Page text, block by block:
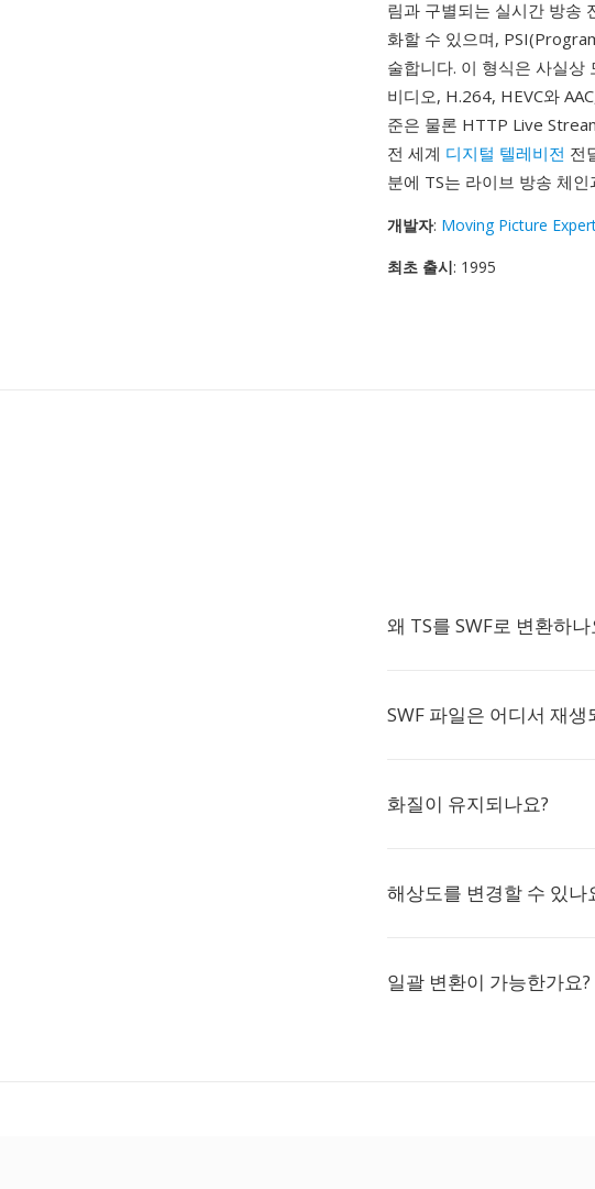
림과 구별되는 실시간 방송
화할 수 있으며,
술합니다. 이 형식은 사실상
비디오, H.264, HEVC와
준은 물론 HTTP Live
전 세계 디지털 텔레비전 전
분에 TS는 라이브 방송 체
개발자: Moving Picture
최초 출시: 1995
왜 TS를 SWF로 변환하나
SWF 파일은 어디서 재생
화질이 유지되나요?
해상도를 변경할 수 있나
일괄 변환이 가능한가요?